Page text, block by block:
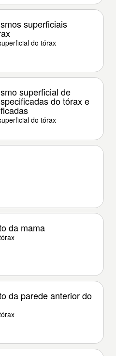
superficiais
do tórax
superficial de
do tórax e
do tórax
da mama
da parede anterior do